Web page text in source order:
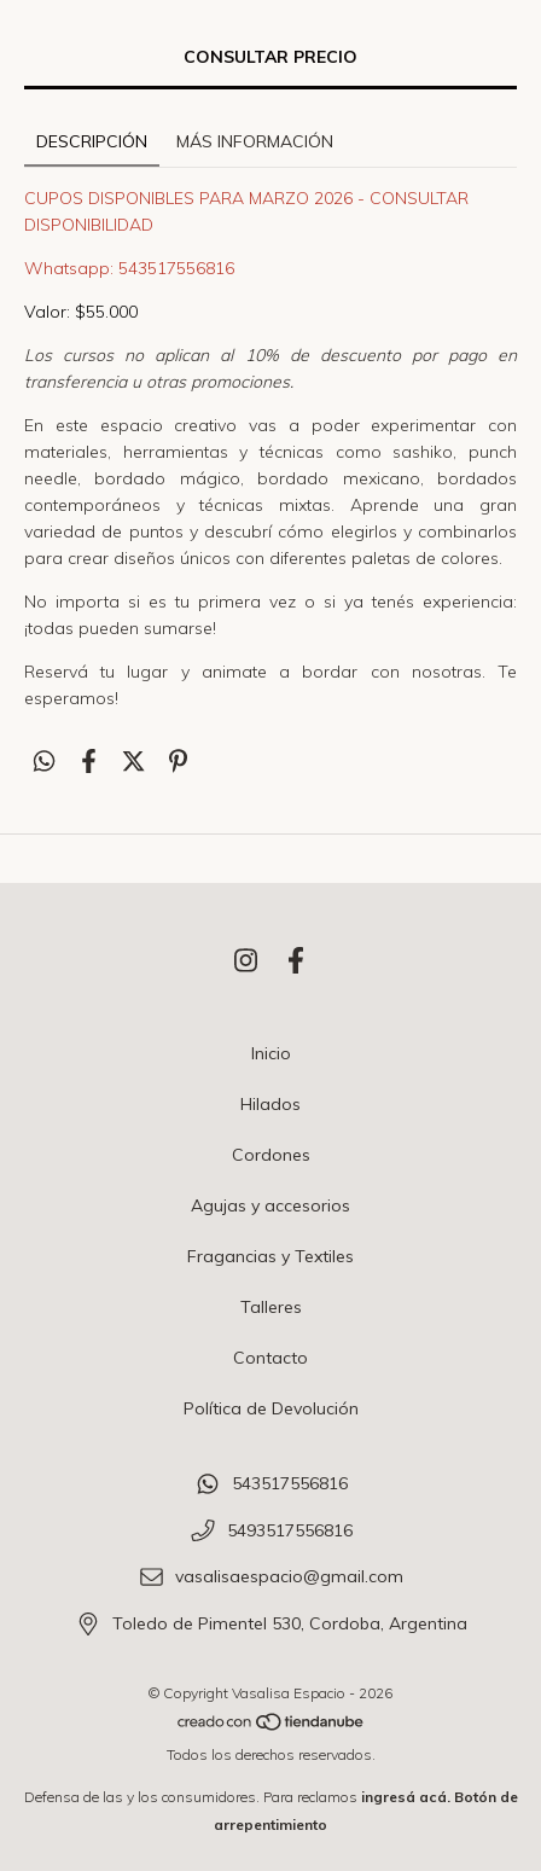
DESCRIPCIÓN MÁS INFORMACIÓN
CUPOS DISPONIBLES PARA MARZO 2026 - CONSULTAR
DISPONIBILIDAD
Whatsapp: 543517556816
Valor: $55.000
Los cursos no aplican al 10% de descuento por pago en
transferencia u otras promociones.
En este espacio creativo vas a poder experimentar con
materiales, herramientas y técnicas como sashiko, punch
needle, bordado mágico, bordado mexicano, bordados
contemporáneos y técnicas mixtas. Aprende una gran
variedad de puntos y descubrí cómo elegirlos y combinarlos
para crear diseños únicos con diferentes paletas de colores.
No importa si es tu primera vez o si ya tenés experiencia:
¡todas pueden sumarse!
Reservá tu lugar y animate a bordar con nosotras. Te
esperamos!
Inicio
Hilados
Cordones
Agujas y accesorios
Fragancias y Textiles
Talleres
Contacto
Política de Devolución
543517556816
5493517556816
vasalisaespacio@gmail.com
Toledo de Pimentel 530, Cordoba, Argentina
© Copyright Vasalisa Espacio - 2026
Todos los derechos reservados.
Defensa de las y los consumidores. Para reclamos ingresá acá. Botón de
arrepentimiento